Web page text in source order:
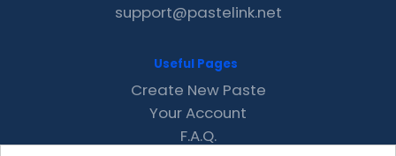
support@pastelink.net
Useful Pages
Create New Paste
Your Account
F.A.Q.